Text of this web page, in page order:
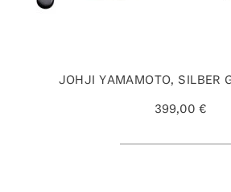
JOHJI YAMAMOTO, SILBER
399,00 €